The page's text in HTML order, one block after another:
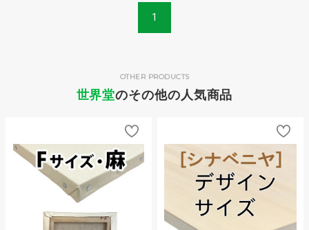
1
世界堂のその他の人気商品
OTHER PRODUCTS